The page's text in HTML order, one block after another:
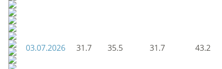
03.07.2026 31.7 35.5 31.7 43.2